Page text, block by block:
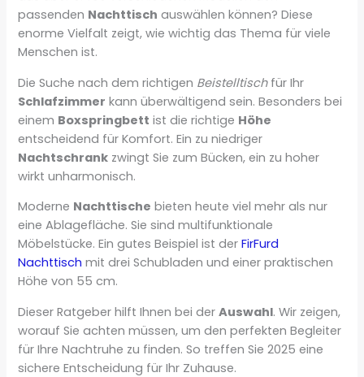
passenden Nachttisch auswählen können? Diese
enorme Vielfalt zeigt, wie wichtig das Thema für viele
Menschen ist.
Die Suche nach dem richtigen Beistelltischfür Ihr
Schlafzimmer kann überwältigend sein. Besonders bei
einem Boxspringbett ist die richtige Höhe
entscheidend für Komfort. Ein zu niedriger
Nachtschrank zwingt Sie zum Bücken, ein zu hoher
wirkt unharmonisch.
Moderne Nachttische bieten heute viel mehr als nur
eine Ablagefläche. Sie sind multifunktionale
Möbelstücke. Ein gutes Beispiel ist derFirFurd
Nachttisch mit drei Schubladen und einer praktischen
Höhe von 55 cm.
Dieser Ratgeber hilft Ihnen bei derAuswahl. Wir zeigen,
worauf Sie achten müssen, um den perfekten Begleiter
für Ihre Nachtruhe zu finden. So treffen Sie 2025 eine
sichere Entscheidung für Ihr Zuhause.